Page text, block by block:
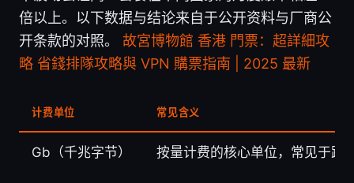
倍以上。以下数据与结论来自于公开资料与厂商公
开条款的对照。 故宮博物館 香港 門票：超詳細攻
略 省錢排隊攻略與 VPN 購票指南 | 2025 最新
计费单位 常见含义
Gb（千兆字节） 按量计费的核心单位，常见于跨